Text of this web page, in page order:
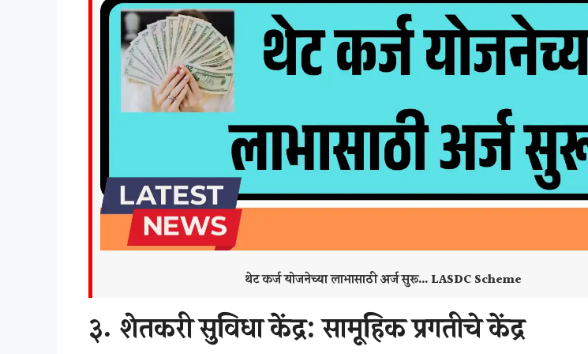
थेट कर्ज योजनेच्या लाभासाठी अर्ज सुरू… LASDC Scheme
३. शेतकरी सुविधा केंद्र: सामूहिक प्रगतीचे केंद्र